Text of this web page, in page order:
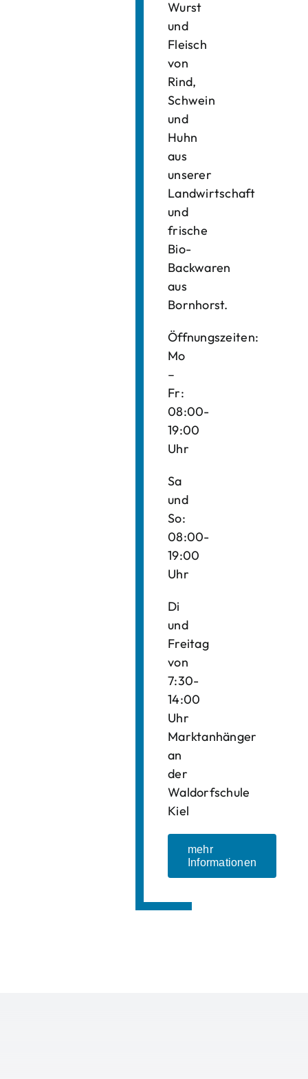
Wurst
und
Fleisch
von
Rind,
Schwein
und
Huhn
aus
unserer
Landwirtschaft
und
frische
Bio-
Backwaren
aus
Bornhorst.
Öffnungszeiten:
Mo
–
Fr:
08:00-
19:00
Uhr
Sa
und
So:
08:00-
19:00
Uhr
Di
und
Freitag
von
7:30-
14:00
Uhr
Marktanhänger
an
der
Waldorfschule
Kiel
mehr
Informationen